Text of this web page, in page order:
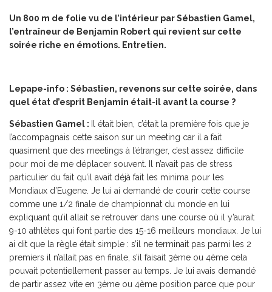
Un 800 m de folie vu de l’intérieur par Sébastien Gamel,
l’entraîneur de Benjamin Robert qui revient sur cette
soirée riche en émotions. Entretien.
Lepape-info : Sébastien, revenons sur cette soirée, dans
quel état d’esprit Benjamin était-il avant la course ?
Sébastien Gamel :
Il était bien, c’était la première fois que je
l’accompagnais cette saison sur un meeting car il a fait
quasiment que des meetings à l’étranger, c’est assez difficile
pour moi de me déplacer souvent. Il n’avait pas de stress
particulier du fait qu’il avait déjà fait les minima pour les
Mondiaux d’Eugene. Je lui ai demandé de courir cette course
comme une 1/2 finale de championnat du monde en lui
expliquant qu’il allait se retrouver dans une course où il y’aurait
9-10 athlètes qui font partie des 15-16 meilleurs mondiaux. Je lui
ai dit que la règle était simple : s’il ne terminait pas parmi les 2
premiers il n’allait pas en finale, s’il faisait 3ème ou 4ème cela
pouvait potentiellement passer au temps. Je lui avais demandé
de partir assez vite en 3ème ou 4ème position parce que pour